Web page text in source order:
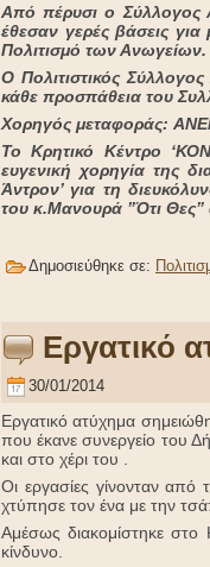
Από πέρυσι ο Σύλλογος
έθεσαν γερές βάσεις
Πολιτισμό των Ανωγείων.
Ο Πολιτιστικός
κάθε προσπάθεια του
Χορηγός μεταφοράς:
Το Κρητικό Κέντρο
ευγενική χορηγία της
Άντρον’ για τη
του κ.Μανουρά ”Ότι
Δημοσιεύθηκε σε:
Εργατικό
30/01/2014
Εργατικό ατύχημα
που έκανε συνεργείο του
και στο χέρι του .
Οι εργασίες γίνονταν από
χτύπησε τον ένα με την
Αμέσως διακομίστηκε στο
κίνδυνο.